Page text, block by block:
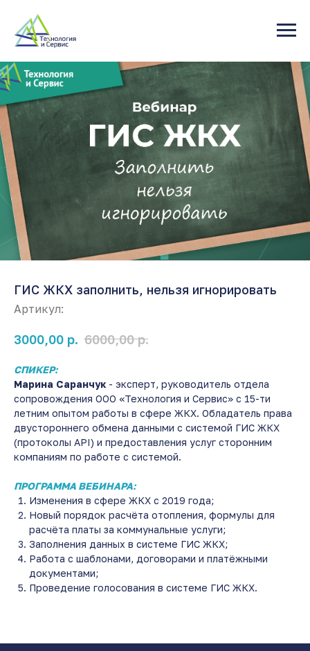
ГИС ЖКХ заполнить, нельзя игнорировать
Артикул:
3000,00 р. 6000,00 р.
СПИКЕР:
Марина Саранчук - эксперт, руководитель отдела
сопровождения ООО «Технология и Сервис» с 15-ти
летним опытом работы в сфере ЖКХ. Обладатель права
двустороннего обмена данными с системой ГИС ЖКХ
(протоколы API) и предоставления услуг сторонним
компаниям по работе с системой.
ПРОГРАММА ВЕБИНАРА:
Изменения в сфере ЖКХ с 2019 года;
Новый порядок расчёта отопления, формулы для
расчёта платы за коммунальные услуги;
Заполнения данных в системе ГИС ЖКХ;
Работа с шаблонами, договорами и платёжными
документами;
Проведение голосования в системе ГИС ЖКХ.